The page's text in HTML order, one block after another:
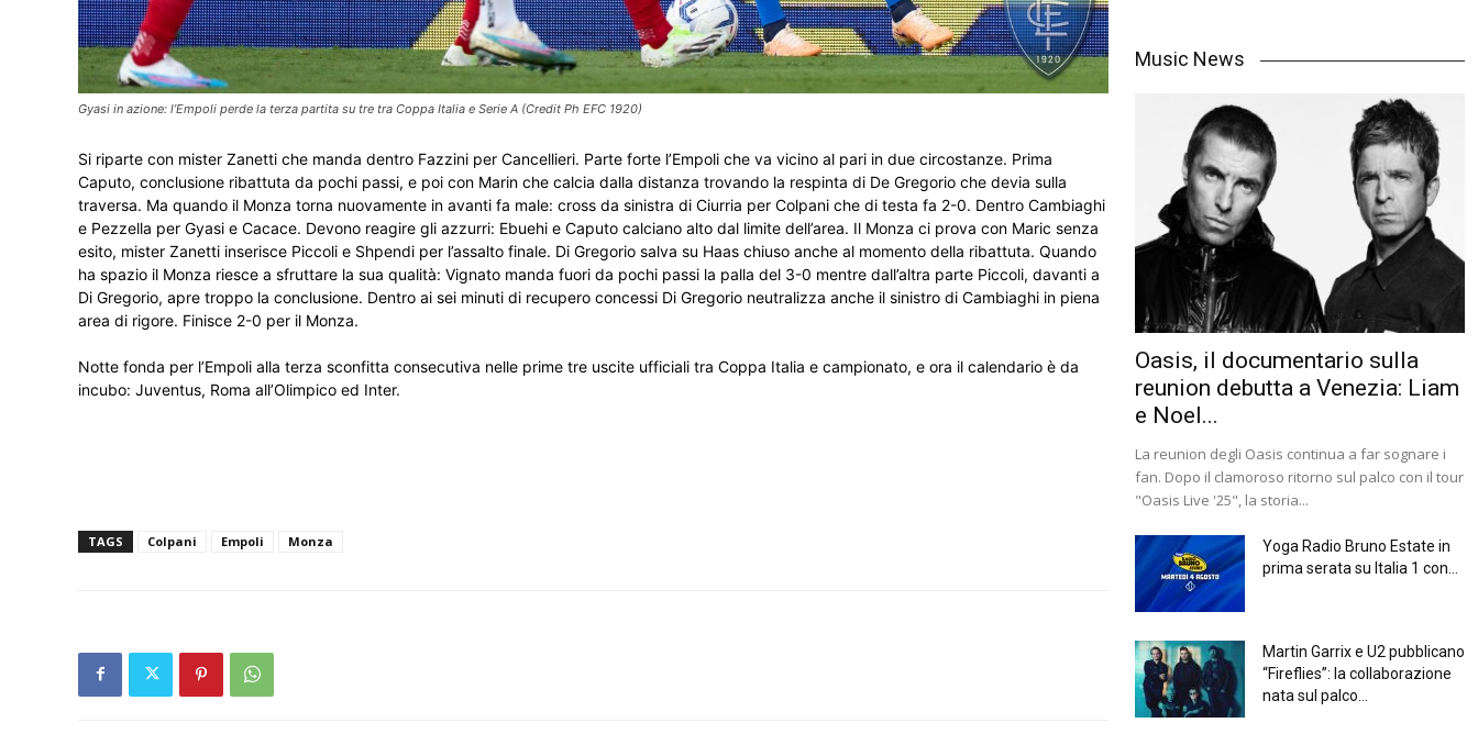
Gyasi in azione: l’Empoli perde la terza partita su tre tra Coppa Italia e Serie A (Credit Ph EFC 1920)
Si riparte con mister Zanetti che manda dentro Fazzini per Cancellieri. Parte forte l’Empoli che va vicino al pari in due circostanze. Prima
Caputo, conclusione ribattuta da pochi passi, e poi con Marin che calcia dalla distanza trovando la respinta di De Gregorio che devia sulla
traversa. Ma quando il Monza torna nuovamente in avanti fa male: cross da sinistra di Ciurria per Colpani che di testa fa 2-0. Dentro Cambiaghi
e Pezzella per Gyasi e Cacace. Devono reagire gli azzurri: Ebuehi e Caputo calciano alto dal limite dell’area. Il Monza ci prova con Maric senza
esito, mister Zanetti inserisce Piccoli e Shpendi per l’assalto finale. Di Gregorio salva su Haas chiuso anche al momento della ribattuta. Quando
ha spazio il Monza riesce a sfruttare la sua qualità: Vignato manda fuori da pochi passi la palla del 3-0 mentre dall’altra parte Piccoli, davanti a
Di Gregorio, apre troppo la conclusione. Dentro ai sei minuti di recupero concessi Di Gregorio neutralizza anche il sinistro di Cambiaghi in piena
area di rigore. Finisce 2-0 per il Monza.
Notte fonda per l’Empoli alla terza sconfitta consecutiva nelle prime tre uscite ufficiali tra Coppa Italia e campionato, e ora il calendario è da
incubo: Juventus, Roma all’Olimpico ed Inter.
TAGS Colpani Empoli Monza
Music News
Oasis, il documentario sulla
reunion debutta a Venezia: Liam
e Noel...
La reunion degli Oasis continua a far sognare i
fan. Dopo il clamoroso ritorno sul palco con il tour
"Oasis Live '25", la storia...
Yoga Radio Bruno Estate in
prima serata su Italia 1 con...
Martin Garrix e U2 pubblicano
“Fireflies”: la collaborazione
nata sul palco...